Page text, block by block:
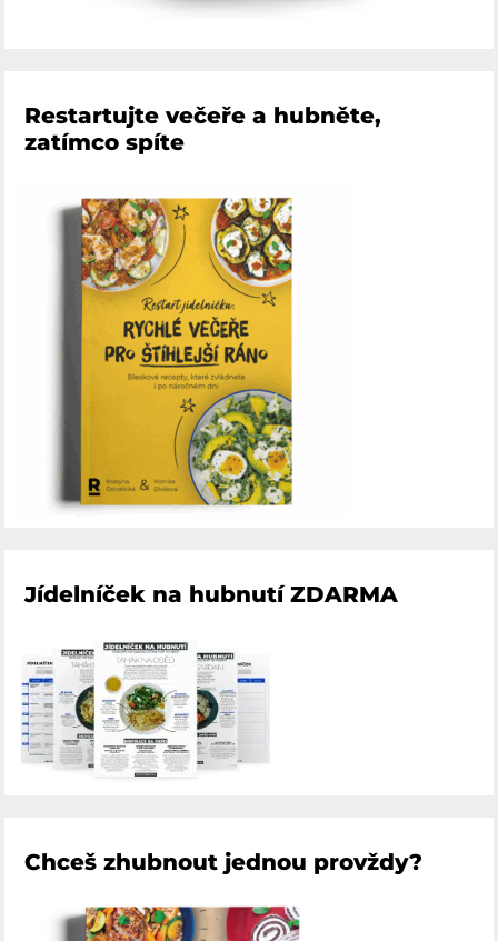
Restartujte večeře a hubněte,
zatímco spíte
Jídelníček na hubnutí ZDARMA
Chceš zhubnout jednou provždy?